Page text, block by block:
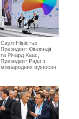
Саулі Нііністьо,
Президент Фінляндії
та Річард Хаас,
Президент Ради з
міжнародних відносин